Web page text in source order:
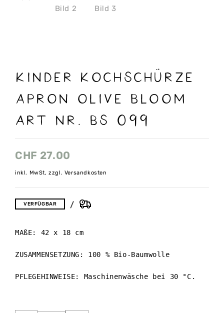
Kinder Kochschürze
apron olive bloom
Art nr. Bs 099
CHF 27.00
inkl. MwSt, zzgl. Versandkosten
VERFÜGBAR
MAßE: 42 x 18 cm
ZUSAMMENSETZUNG: 100 % Bio-Baumwolle
PFLEGEHINWEISE: Maschinenwäsche bei 30 °C.